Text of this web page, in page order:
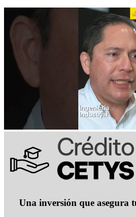
Una inversión que asegura